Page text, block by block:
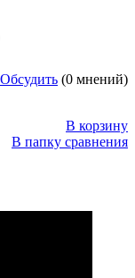
Обсудить (0 мнений)
В корзину
В папку сравнения